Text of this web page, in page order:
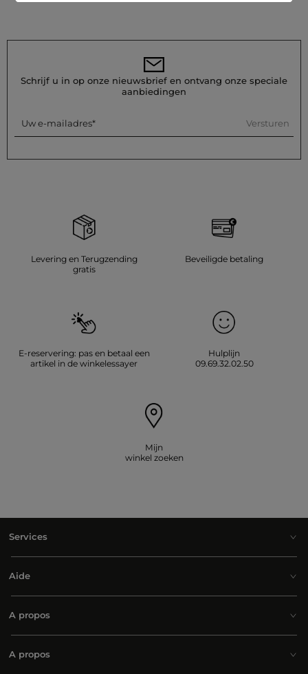
110°) en zonder stoom te gebruiken, aangezien dit sterk wordt
Referentie: 32536311041450979 252-RMBOGO
Kleur :Rechte jurken vrouw zwart
Schrijf u in op onze nieuwsbrief en ontvang onze speciale
aanbiedingen
Uw e-mailadres Versturen
Levering en Terugzending
gratis
Beveiligde betaling
E-reservering: pas en betaal een
artikel in de winkelessayer
Hulplijn
09.69.32.02.50
Mijn
winkel zoeken
Services
Aide
A propos
A propos